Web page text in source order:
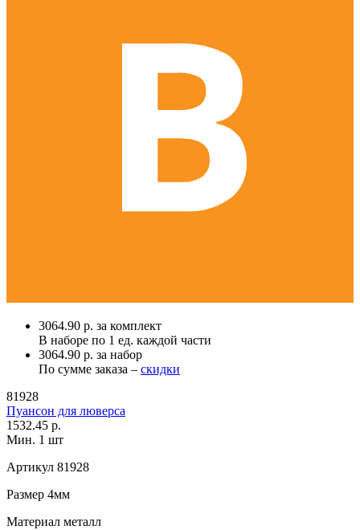
3064.90 р. за комплект
В наборе по 1 ед. каждой части
3064.90 р. за набор
По сумме заказа – скидки
81928
Пуансон для люверса
1532.45 р.
Мин. 1 шт
Артикул 81928
Размер 4мм
Материал металл